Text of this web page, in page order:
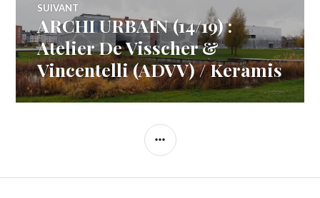
SUIVANT
Article
Suivant:
ARCHI URBAIN (14/19) :
Atelier De Visscher &
Vincentelli (ADVV) / Keramis
COLONNE